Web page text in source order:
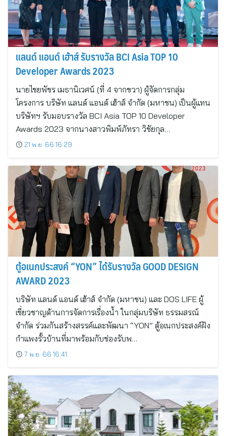
แลนด์ แอนด์ เฮ้าส์ รับรางวัล BCI Asia TOP 10
Developer Awards 2023
นายไชยพัชร เมธานิเวศน์ (ที่ 4 จากขวา) ผู้จัดการกลุ่ม
โครงการ บริษัท แลนด์ แอนด์ เฮ้าส์ จำกัด (มหาชน) เป็นผู้แทน
บริษัทฯ รับมอบรางวัล BCI Asia TOP 10 Developer
Awards 2023 จากนางสาวพิมพ์ภัทรา วิชัยกุล…
21 พ.ย. 66 16:29
ตู้อเนกประสงค์ “YON” ได้รับรางวัล GOOD DESIGN
AWARD 2023
บริษัท แลนด์ แอนด์ เฮ้าส์ จำกัด (มหาชน) และ DOS LIFE ผู้
เชี่ยวชาญด้านการจัดการเรื่องน้ำ ในกลุ่มบริษัท ธรรมสรณ์
จำกัด ร่วมกันสร้างสรรค์และพัฒนา “YON” ตู้อเนกประสงค์ฝัง
กำแพงรั้วบ้านที่มาพร้อมกับช่องรับพ…
7 พ.ย. 66 16:41